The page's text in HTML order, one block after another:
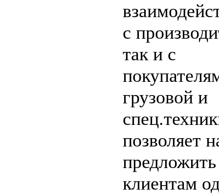
с
так и с
грузовой и
позволяет
предложить
клиентам